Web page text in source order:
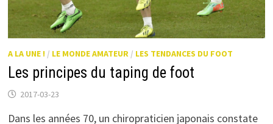
A LA UNE ! / LE MONDE AMATEUR/ LES TENDANCES DU FOOT
Les principes du taping de foot
2017-03-23
Dans les années 70, un chiropraticien japonais constate